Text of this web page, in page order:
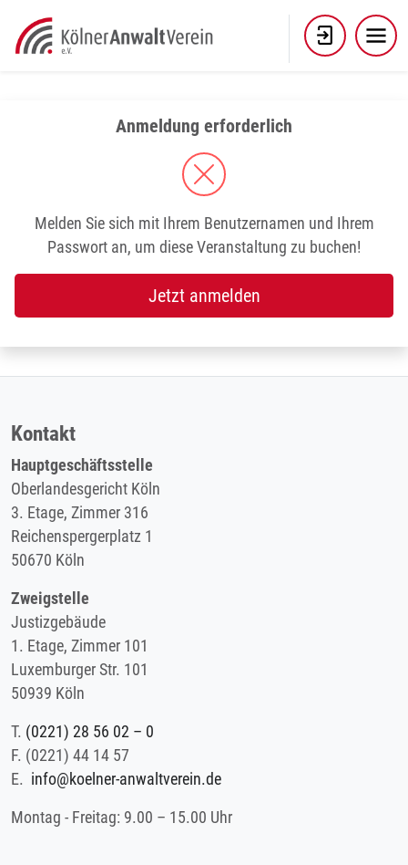
content
Anmeldung erforderlich
Melden Sie sich mit Ihrem Benutzernamen und Ihrem
Passwort an, um diese Veranstaltung zu buchen!
Jetzt anmelden
Kontakt
Hauptgeschäftsstelle
Oberlandesgericht Köln
3. Etage, Zimmer 316
Reichenspergerplatz 1
50670 Köln
Zweigstelle
Justizgebäude
1. Etage, Zimmer 101
Luxemburger Str. 101
50939 Köln
T. (0221) 28 56 02 – 0
F. (0221) 44 14 57
E. info@koelner-anwaltverein.de
Montag - Freitag: 9.00 – 15.00 Uhr